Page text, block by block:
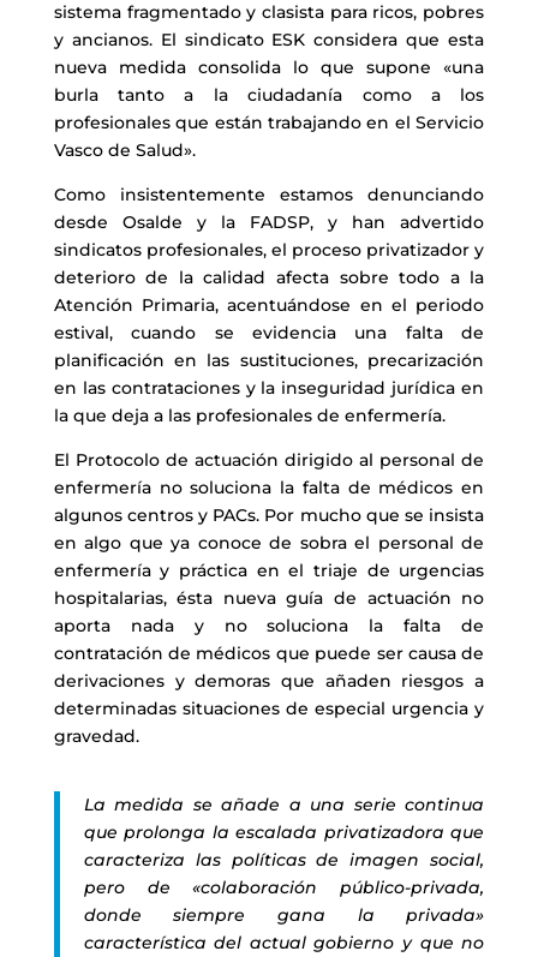
sistema fragmentado y clasista para ricos, pobres
y ancianos. El sindicato ESK considera que esta
nueva medida consolida lo que supone «una
burla tanto a la ciudadanía como a los
profesionales que están trabajando en el Servicio
Vasco de Salud».
Como insistentemente estamos denunciando
desde Osalde y la FADSP, y han advertido
sindicatos profesionales, el proceso privatizador y
deterioro de la calidad afecta sobre todo a la
Atención Primaria, acentuándose en el periodo
estival, cuando se evidencia una falta de
planificación en las sustituciones, precarización
en las contrataciones y la inseguridad jurídica en
la que deja a las profesionales de enfermería.
El Protocolo de actuación dirigido al personal de
enfermería no soluciona la falta de médicos en
algunos centros y PACs. Por mucho que se insista
en algo que ya conoce de sobra el personal de
enfermería y práctica en el triaje de urgencias
hospitalarias, ésta nueva guía de actuación no
aporta nada y no soluciona la falta de
contratación de médicos que puede ser causa de
derivaciones y demoras que añaden riesgos a
determinadas situaciones de especial urgencia y
gravedad.
La medida se añade a una serie continua
que prolonga la escalada privatizadora que
caracteriza las políticas de imagen social,
pero de «colaboración público-privada,
donde siempre gana la privada»
característica del actual gobierno y que no